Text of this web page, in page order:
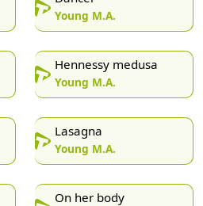
Young M.A.
Hennessy medusa
Young M.A.
Lasagna
Young M.A.
On her body